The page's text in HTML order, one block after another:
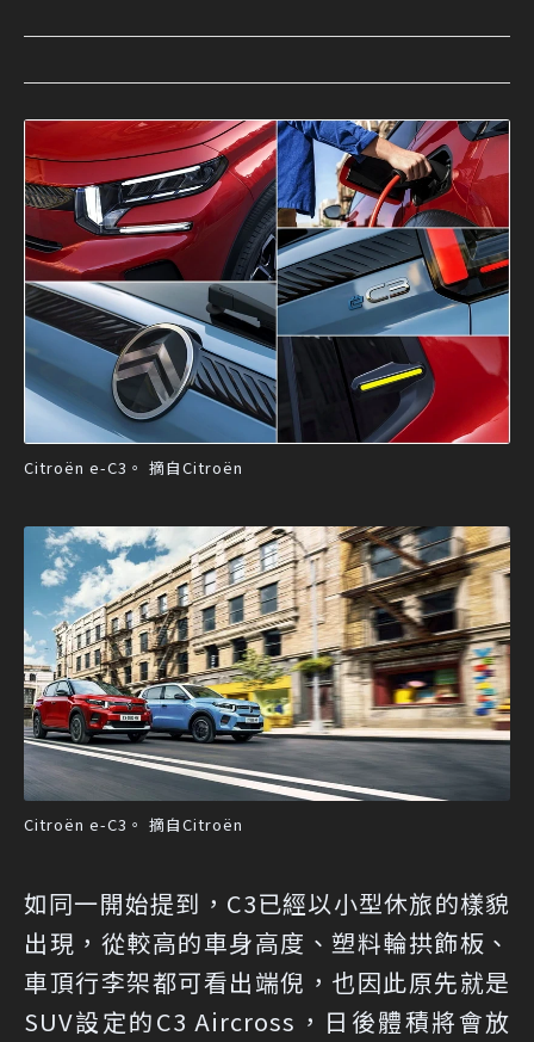
Citroën e-C3。 摘自Citroën
Citroën e-C3。 摘自Citroën
如同一開始提到，C3已經以小型休旅的樣貌
出現，從較高的車身高度、塑料輪拱飾板、
車頂行李架都可看出端倪，也因此原先就是
SUV設定的C3 Aircross，日後體積將會放